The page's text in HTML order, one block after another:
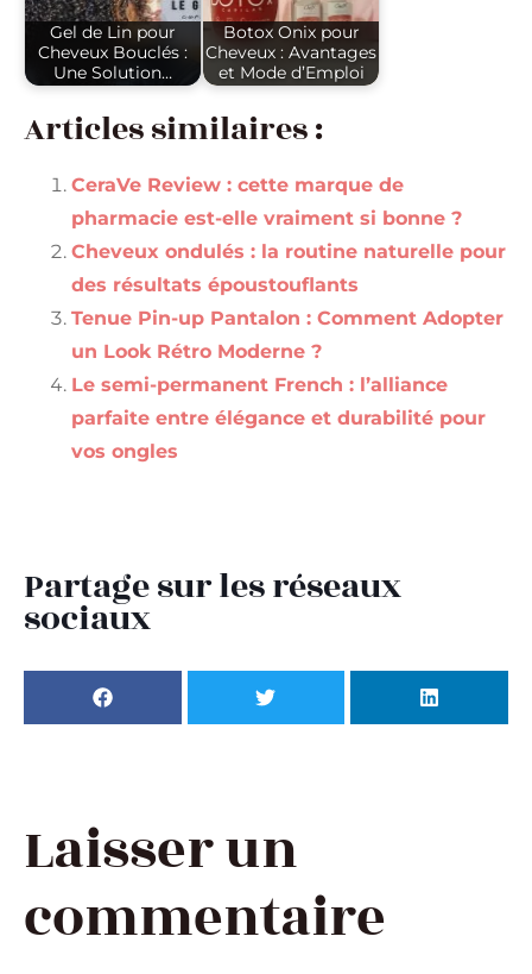
Gel de Lin pour
Cheveux Bouclés :
Une Solution…
Botox Onix pour
Cheveux : Avantages
et Mode d’Emploi
Articles similaires :
CeraVe Review : cette marque de
pharmacie est-elle vraiment si bonne ?
Cheveux ondulés : la routine naturelle pour
des résultats époustouflants
Tenue Pin-up Pantalon : Comment Adopter
un Look Rétro Moderne ?
Le semi-permanent French : l’alliance
parfaite entre élégance et durabilité pour
vos ongles
Partage sur les réseaux
sociaux
Laisser un
commentaire